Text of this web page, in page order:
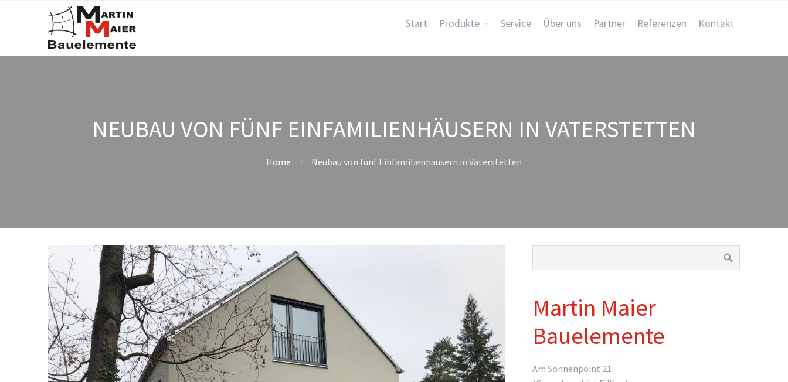
Start Produkte Service Über uns Partner Referenzen Kontakt
NEUBAU VON FÜNF EINFAMILIENHÄUSERN IN VATERSTETTEN
Home Neubau von fünf Einfamilienhäusern in Vaterstetten
Martin Maier
Bauelemente
Am Sonnenpoint 21